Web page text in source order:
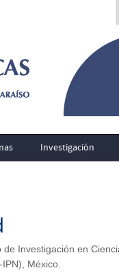
Investigación
Investigación en
México.